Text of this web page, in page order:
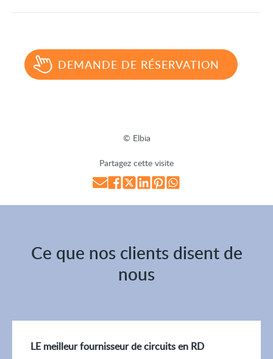
DEMANDE DE RÉSERVATION
© Elbia
Partagez cette visite
Ce que nos clients disent de
nous
LE meilleur fournisseur de circuits en RD